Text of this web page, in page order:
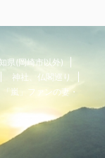
県(岡崎市以外)
神社、仏閣巡り
「嵐」ファンの妻・